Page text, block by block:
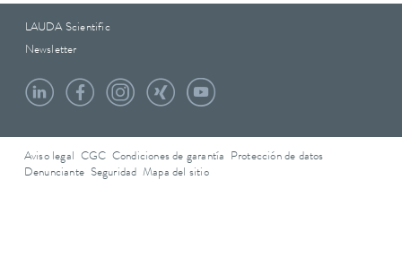
LAUDA Scientific
Newsletter
Aviso legal CGC Condiciones de garantía
Protección de datos
Denunciante Seguridad Mapa del sitio